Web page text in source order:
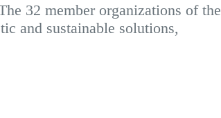
32 member organizations of the
and sustainable solutions,